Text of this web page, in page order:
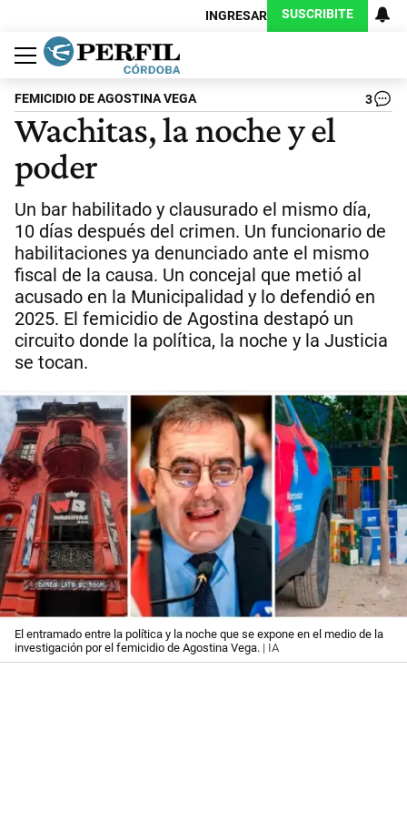
INGRESAR SUSCRIBITE
Política
Economía
Judiciales
Sociedad
Cultura
Espectáculos
Deportes
Protagonistas
FEMICIDIO DE AGOSTINA VEGA 3
Wachitas, la noche y el
poder
Un bar habilitado y clausurado el mismo día,
10 días después del crimen. Un funcionario de
habilitaciones ya denunciado ante el mismo
fiscal de la causa. Un concejal que metió al
acusado en la Municipalidad y lo defendió en
2025. El femicidio de Agostina destapó un
circuito donde la política, la noche y la Justicia
se tocan.
El entramado entre la política y la noche que se expone en el medio de la
investigación por el femicidio de Agostina Vega. | IA